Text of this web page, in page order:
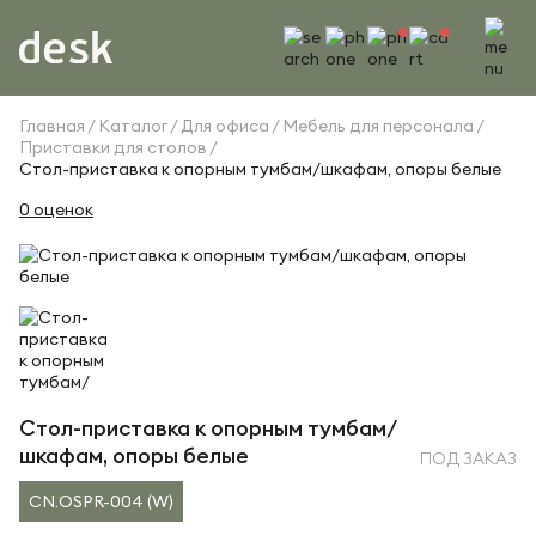
Главная Каталог Для офиса
Мебель для персонала
Приставки для столов
Стол-приставка к опорным тумбам/шкафам, опоры белые
0 оценок
Стол-приставка к опорным тумбам/
шкафам, опоры белые
ПОД ЗАКАЗ
CN.OSPR-004 (W)